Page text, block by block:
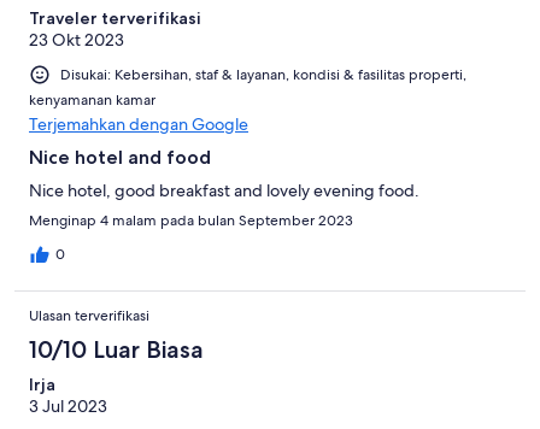
Traveler terverifikasi
23 Okt 2023
Disukai: Kebersihan, staf & layanan, kondisi & fasilitas properti,
kenyamanan kamar
Terjemahkan dengan Google
Nice hotel and food
Nice hotel, good breakfast and lovely evening food.
Menginap 4 malam pada bulan September 2023
0
Ulasan terverifikasi
10/10 Luar Biasa
Irja
3 Jul 2023